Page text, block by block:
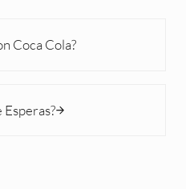
Coca Cola?